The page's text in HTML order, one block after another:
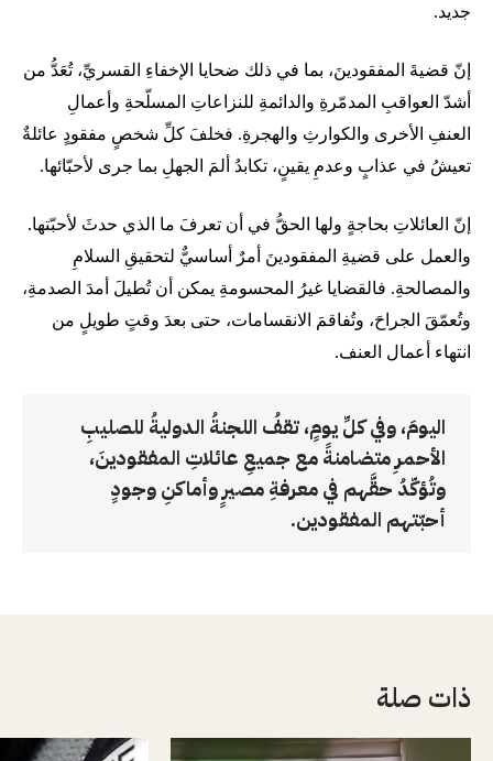
جديد.
إنّ قضيةَ المفقودينَ، بما في ذلك ضحايا الإخفاءِ القسريِّ، تُعَدُّ من
أشدّ العواقبِ المدمّرةِ والدائمةِ للنزاعاتِ المسلّحةِ وأعمالِ
العنفِ الأخرى والكوارثِ والهجرةِ. فخلفَ كلِّ شخصٍ مفقودٍ عائلةٌ
تعيشُ في عذابٍ وعدمِ يقينٍ، تكابدُ ألمَ الجهلِ بما جرى لأحبّائها.
إنّ العائلاتِ بحاجةٍ ولها الحقُّ في أن تعرفَ ما الذي حدثَ لأحبّتها.
والعمل على قضيةِ المفقودينَ أمرٌ أساسيٌّ لتحقيقِ السلامِ
والمصالحةِ. فالقضايا غيرُ المحسومةِ يمكن أن تُطيلَ أمدَ الصدمةِ،
وتُعمّقَ الجراحَ، وتُفاقمَ الانقسامات، حتى بعدَ وقتٍ طويلٍ من
انتهاء أعمال العنف.
اليومَ، وفي كلِّ يومٍ، تقفُ اللجنةُ الدوليةُ للصليبِ
الأحمرِ متضامنةً مع جميعِ عائلاتِ المفقودينَ،
وتُؤكّدُ حقَّهم في معرفةِ مصيرٍ وأماكنِ وجودٍ
أحبّتهم المفقودين.
ذات صلة